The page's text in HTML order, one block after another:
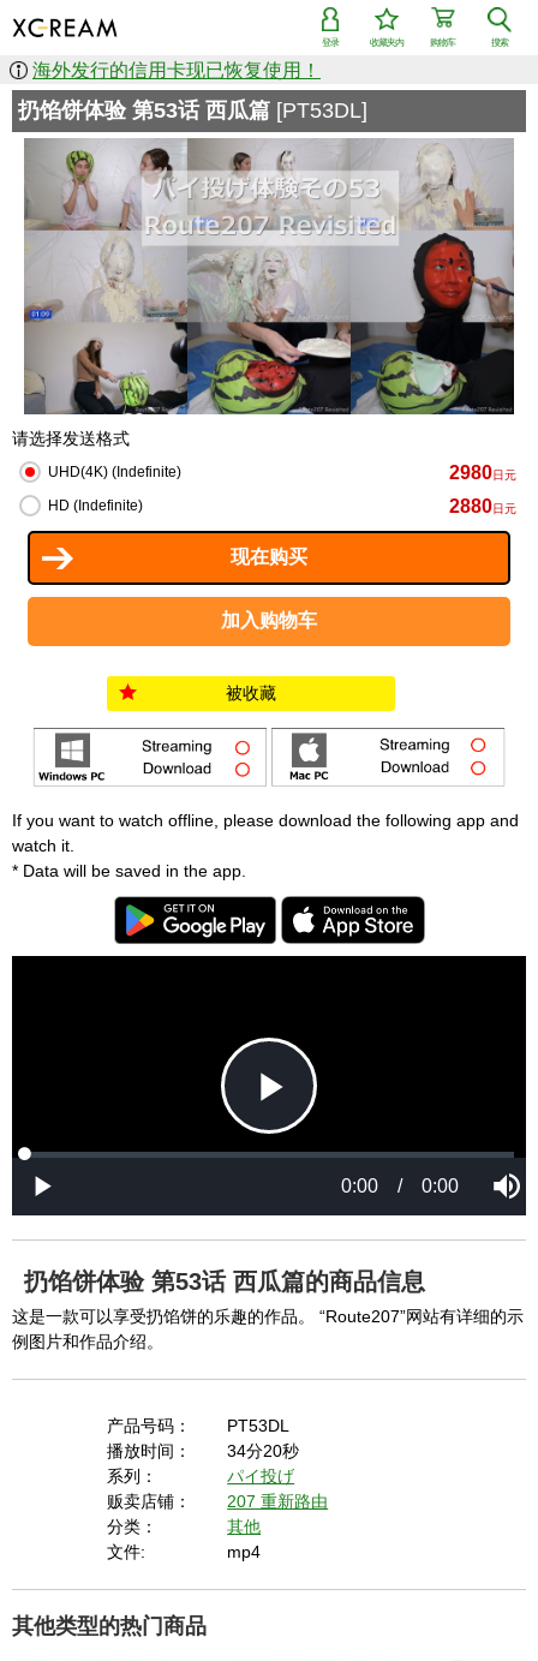
搜索
购物车
收藏夹内
登录
海外发行的信用卡现已恢复使用！
扔馅饼体验 第53话 西瓜篇 [PT53DL]
请选择发送格式
UHD(4K) (Indefinite) 2980日元
HD (Indefinite) 2880日元
被收藏
If you want to watch offline, please download the following app and
watch it.
* Data will be saved in the app.
P
l
a
y
V
i
a
L
d
0
P
e
s
%
0:00 / 0:00
M
t
扔馅饼体验 第53话 西瓜篇的商品信息
这是一款可以享受扔馅饼的乐趣的作品。 “Route207”网站有详细的示
例图片和作品介绍。
产品号码：
PT53DL
播放时间：
34分20秒
系列：
パイ投げ
贩卖店铺：
207 重新路由
分类：
其他
文件:
mp4
其他类型的热门商品